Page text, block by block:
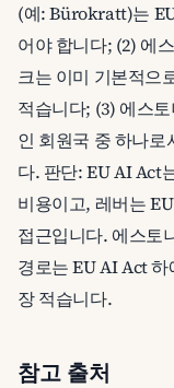
(예: Bürokratt)는
어야 합니다; (2) 에
크는 이미 기본적으
적습니다; (3) 에스
인 회원국 중 하나로
다. 판단: EU AI Act
비용이고, 레버는
접근입니다. 에스토
경로는 EU AI Act
장 적습니다.
참고 출처